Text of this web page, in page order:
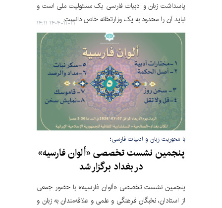
پاسداشت زبان و ادبیات فارسی یک مسئولیت ملی است و
نباید آن را محدود به یک وزارتخانه خاص دانست.۱۴۰۴-۱۱-۲۱ ۱۴:۱۱
با محوریت زبان و ادبیات فارسی؛
پنجمین نشست تخصصی «ألوان فارسیه»
در بغداد برگزار شد
پنجمین نشست تخصصی «ألوان فارسیه» با حضور جمعی
از استادان، نخبگان فرهنگی و علمی و علاقه‌مندان به زبان و